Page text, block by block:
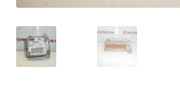
Reklamaatiomenettely
Tarkista